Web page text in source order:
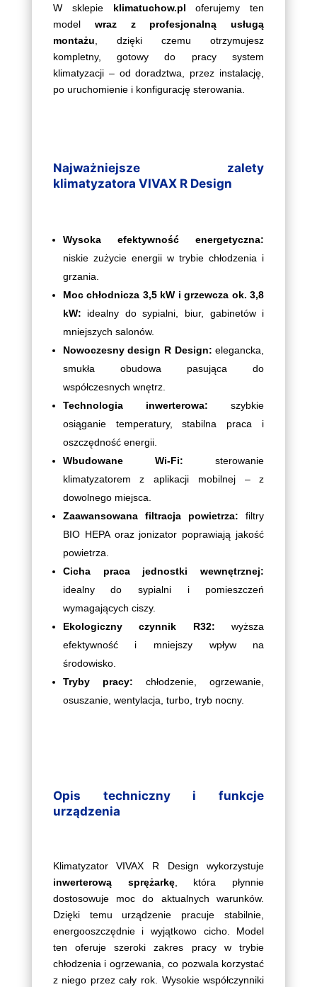
W sklepie klimatuchow.pl oferujemy ten
model wraz z profesjonalną usługą
montażu , dzięki czemu otrzymujesz
kompletny, gotowy do pracy system
klimatyzacji – od doradztwa, przez instalację,
po uruchomienie i konfigurację sterowania.
Najważniejsze zalety
klimatyzatora VIVAX R Design
Wysoka efektywność energetyczna:
niskie zużycie energii w trybie chłodzenia i
grzania.
Moc chłodnicza 3,5 kW i grzewcza ok. 3,8
kW: idealny do sypialni, biur, gabinetów i
mniejszych salonów.
Nowoczesny design R Design: elegancka,
smukła obudowa pasująca do
współczesnych wnętrz.
Technologia inwerterowa: szybkie
osiąganie temperatury, stabilna praca i
oszczędność energii.
Wbudowane Wi-Fi: sterowanie
klimatyzatorem z aplikacji mobilnej – z
dowolnego miejsca.
Zaawansowana filtracja powietrza: filtry
BIO HEPA oraz jonizator poprawiają jakość
powietrza.
Cicha praca jednostki wewnętrznej:
idealny do sypialni i pomieszczeń
wymagających ciszy.
Ekologiczny czynnik R32: wyższa
efektywność i mniejszy wpływ na
środowisko.
Tryby pracy: chłodzenie, ogrzewanie,
osuszanie, wentylacja, turbo, tryb nocny.
Opis techniczny i funkcje
urządzenia
Klimatyzator VIVAX R Design wykorzystuje
inwerterową sprężarkę, która płynnie
dostosowuje moc do aktualnych warunków.
Dzięki temu urządzenie pracuje stabilnie,
energooszczędnie i wyjątkowo cicho. Model
ten oferuje szeroki zakres pracy w trybie
chłodzenia i ogrzewania, co pozwala korzystać
z niego przez cały rok. Wysokie współczynniki